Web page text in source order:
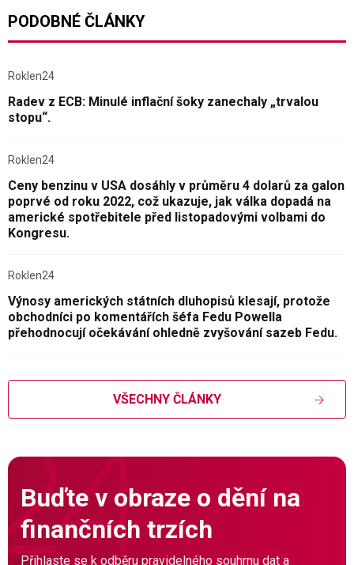
PODOBNÉ ČLÁNKY
Roklen24
Radev z ECB: Minulé inflační šoky zanechaly „trvalou
stopu“.
Roklen24
Ceny benzinu v USA dosáhly v průměru 4 dolarů za galon
poprvé od roku 2022, což ukazuje, jak válka dopadá na
americké spotřebitele před listopadovými volbami do
Kongresu.
Roklen24
Výnosy amerických státních dluhopisů klesají, protože
obchodníci po komentářích šéfa Fedu Powella
přehodnocují očekávání ohledně zvyšování sazeb Fedu.
VŠECHNY ČLÁNKY
Buďte v obraze o dění na
finančních trzích
Přihlaste se k odběru pravidelného souhrnu dat a